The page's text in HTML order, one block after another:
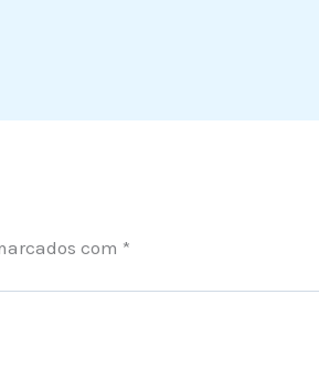
com *